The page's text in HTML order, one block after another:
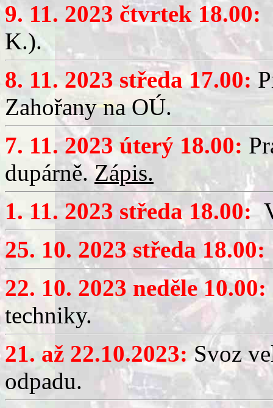
9. 11. 2023 čtvrtek 18.00:
K.).
8. 11. 2023 středa 17.00:
Zahořany na OÚ.
7. 11. 2023 úterý 18.00:
dupárně.Zápis.
1. 11. 2023 středa 18.00:
25. 10. 2023 středa 18.00:
22. 10. 2023 neděle 10.00:
techniky.
21. až 22.10.2023: Svoz
odpadu.